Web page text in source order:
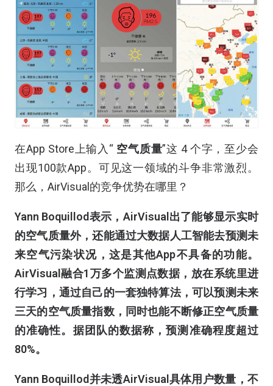
在App Store上输入“ 空气质量”这 4 个字，至少会
出现100款App。可见这一领域的斗争非常激烈。
那么，AirVisual的竞争优势在哪里？
Yann Boquillod表示，AirVisual出了能够显示实时
的空气质量外，还能通过大数据人工智能去预测未
来空气污染状况，这是其他App不具备的功能。
AirVisual融合1万多个监测点数据，放在系统里进
行学习，通过自己的一套独特算法，可以预测未来
三天的空气质量指数，同时也能不断修正空气质量
的准确性。据团队的数据称，预测准确程度超过
80%。
Yann Boquillod并未透AirVisual具体用户数量，不